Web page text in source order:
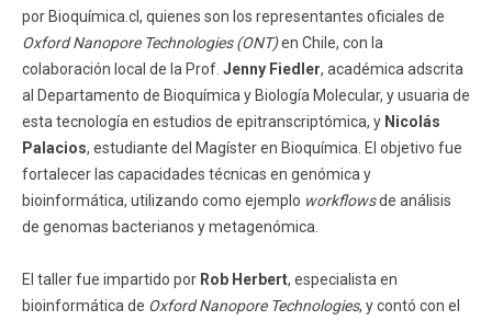
por Bioquímica.cl, quienes son los representantes oficiales de
Oxford Nanopore Technologies (ONT)en Chile, con la
colaboración local de la Prof. Jenny Fiedler, académica adscrita
al Departamento de Bioquímica y Biología Molecular, y usuaria de
esta tecnología en estudios de epitranscriptómica, y Nicolás
Palacios, estudiante del Magíster en Bioquímica. El objetivo fue
fortalecer las capacidades técnicas en genómica y
bioinformática, utilizando como ejemplo workflowsde análisis
de genomas bacterianos y metagenómica.
El taller fue impartido por Rob Herbert, especialista en
bioinformática de Oxford Nanopore Technologies, y contó con el